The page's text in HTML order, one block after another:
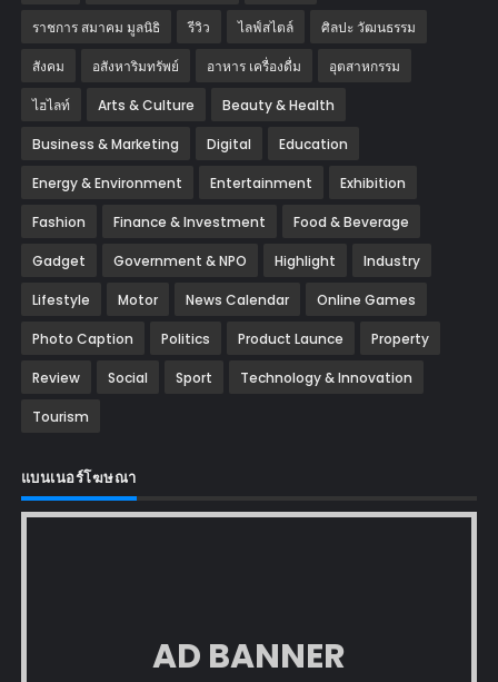
ราชการ สมาคม มูลนิธิ รีวิว ไลฟ์สไตล์ ศิลปะ วัฒนธรรม
สังคม อสังหาริมทรัพย์ อาหาร เครื่องดื่ม อุตสาหกรรม
ไฮไลท์ Arts & Culture Beauty & Health
Business & Marketing Digital Education
Energy & Environment Entertainment Exhibition
Fashion Finance & Investment Food & Beverage
Gadget Government & NPO Highlight Industry
Lifestyle Motor News Calendar Online Games
Photo Caption Politics Product Launce Property
Review Social Sport Technology & Innovation
Tourism
แบนเนอร์โฆษณา
AD BANNER